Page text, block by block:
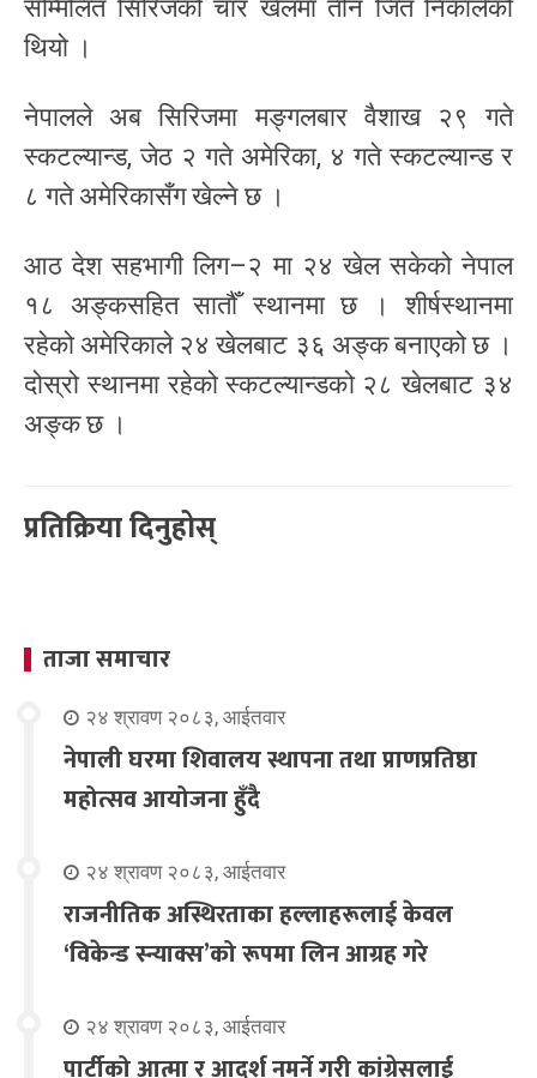
सम्मिलित सिरिजको चार खेलमा तीन जित निकालेको
थियो ।
नेपालले अब सिरिजमा मङ्गलबार वैशाख २९ गते
स्कटल्यान्ड, जेठ २ गते अमेरिका, ४ गते स्कटल्यान्ड र
८ गते अमेरिकासँग खेल्ने छ ।
आठ देश सहभागी लिग–२ मा २४ खेल सकेको नेपाल
१८ अङ्कसहित सातौँ स्थानमा छ । शीर्षस्थानमा
रहेको अमेरिकाले २४ खेलबाट ३६ अङ्क बनाएको छ ।
दोस्रो स्थानमा रहेको स्कटल्यान्डको २८ खेलबाट ३४
अङ्क छ ।
प्रतिक्रिया दिनुहोस्
ताजा समाचार
२४ श्रावण २०८३, आईतवार
नेपाली घरमा शिवालय स्थापना तथा प्राणप्रतिष्ठा
महोत्सव आयोजना हुँदै
२४ श्रावण २०८३, आईतवार
राजनीतिक अस्थिरताका हल्लाहरूलाई केवल
‘विकेन्ड स्न्याक्स’को रूपमा लिन आग्रह गरे
२४ श्रावण २०८३, आईतवार
पार्टीको आत्मा र आदर्श नमर्ने गरी कांग्रेसलाई